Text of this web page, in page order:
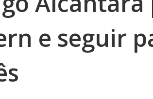
e seguir